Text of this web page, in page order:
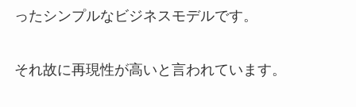
ったシンプルなビジネスモデルです。
それ故に再現性が高いと言われています。